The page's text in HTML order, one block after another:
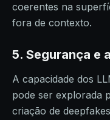
coerentes na
fora de contexto.
5. Segurança e
A capacidade dos
pode ser explorada
criação de